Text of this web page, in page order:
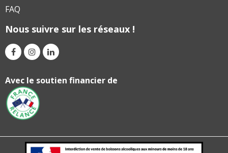
FAQ
Nous suivre sur les réseaux !
Avec le soutien financier de